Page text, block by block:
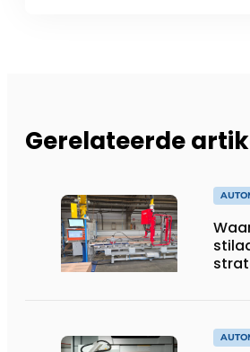
Gerelateerde